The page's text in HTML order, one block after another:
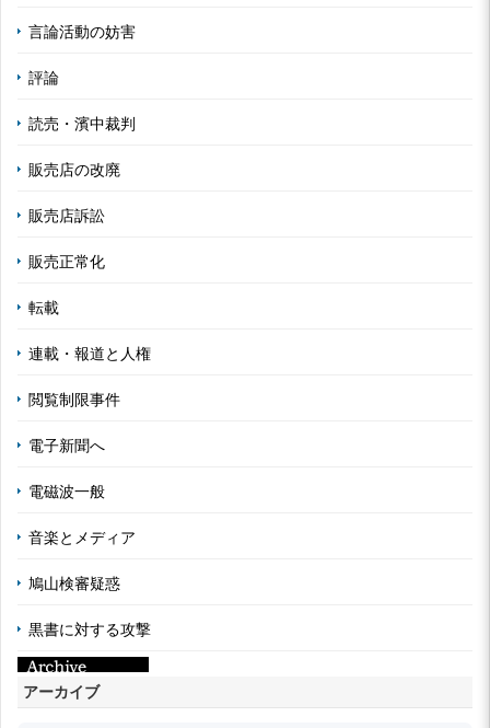
言論活動の妨害
評論
読売・濱中裁判
販売店の改廃
販売店訴訟
販売正常化
転載
連載・報道と人権
閲覧制限事件
電子新聞へ
電磁波一般
音楽とメディア
鳩山検審疑惑
黒書に対する攻撃
アーカイブ